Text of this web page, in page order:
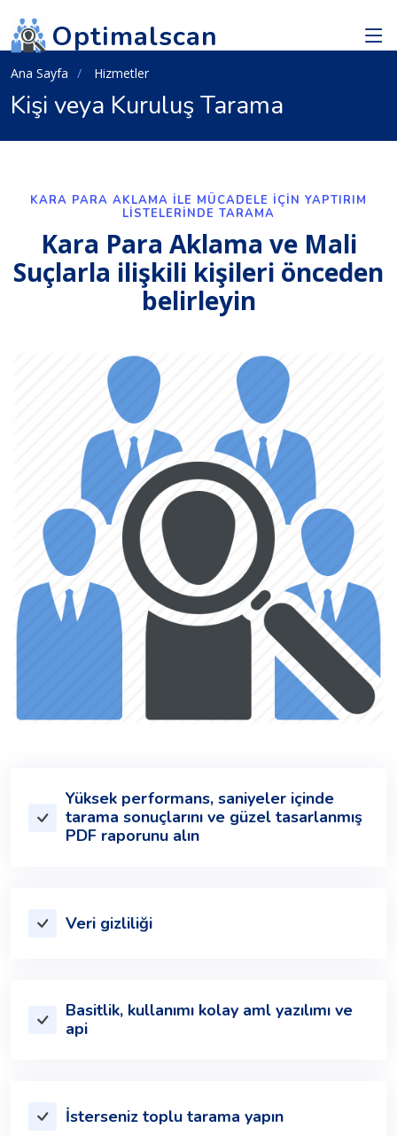
Optimalscan
Ana Sayfa Hizmetler
Kişi veya Kuruluş Tarama
KARA PARA AKLAMA ILE MÜCADELE IÇIN YAPTIRIM
LISTELERINDE TARAMA
Kara Para Aklama ve Mali
Suçlarla ilişkili kişileri önceden
belirleyin
Yüksek performans, saniyeler içinde
tarama sonuçlarını ve güzel tasarlanmış
PDF raporunu alın
Veri gizliliği
Basitlik, kullanımı kolay aml yazılımı ve
api
İsterseniz toplu tarama yapın